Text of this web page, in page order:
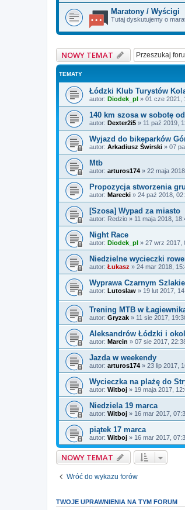
Maratony / Wyścigi
Tutaj dyskutujemy o
NOWY TEMAT
TEMATY
Łódzki Klub Turystów
autor: Diodek_pl » 01 cze 2021,
140 km szosa w sobotę
autor: Dexter2i5 » 11 paź 2019,
Wyjazd do bikeparków
autor: Arkadiusz Świrski » 07
Mtb
autor: arturos174 » 22 maja
Propozycja stworzenia
autor: Marecki » 24 paź 2018,
[Szosa] Wypad za miasto
autor: Redzio » 11 maja 2018,
Night Race
autor: Diodek_pl » 27 wrz 2017,
Niedzielne wycieczki
autor: Łukasz » 24 mar 2018,
Wyprawa Czarnym
autor: Lutoslaw » 19 lut 2017,
Trening MTB w
autor: Gryzak » 11 sie 2017,
Aleksandrów Łódzki i
autor: Marcin » 07 sie 2017,
Jazda w weekendy
autor: arturos174 » 23 lip 2017,
Wycieczka na plażę do
autor: Witboj » 19 maja 2017,
Niedziela 19 marca
autor: Witboj » 16 mar 2017,
piątek 17 marca
autor: Witboj » 16 mar 2017,
NOWY TEMAT
Wróć do wykazu forów
TWOJE UPRAWNIENIA NA TYM FORUM